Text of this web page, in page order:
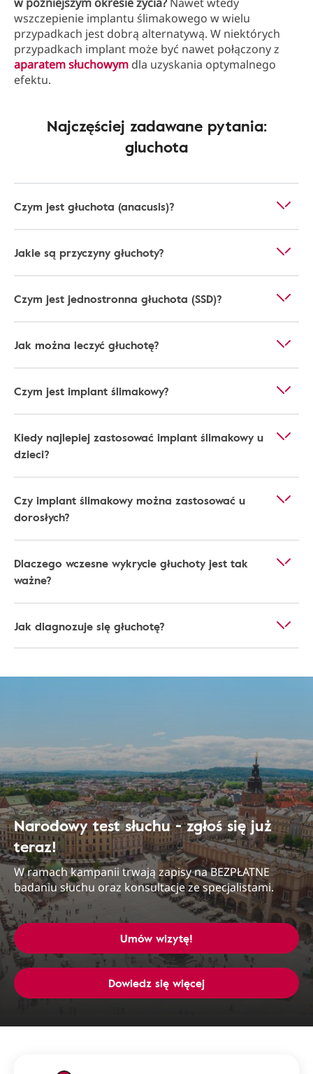
wszczepienie implantu ślimakowego w wielu
przypadkach jest dobrą alternatywą. W niektórych
przypadkach implant może być nawet połączony z
aparatem słuchowym dla uzyskania optymalnego
efektu.
Najczęściej zadawane pytania:
gluchota
Czym jest głuchota (anacusis)?
Jakie są przyczyny głuchoty?
Czym jest jednostronna głuchota (SSD)?
Jak można leczyć głuchotę?
Czym jest implant ślimakowy?
Kiedy najlepiej zastosować implant ślimakowy u
dzieci?
Czy implant ślimakowy można zastosować u
dorosłych?
Dlaczego wczesne wykrycie głuchoty jest tak
ważne?
Jak diagnozuje się głuchotę?
Narodowy test słuchu - zgłoś się już
teraz!
W ramach kampanii trwają zapisy na BEZPŁATNE
badaniu słuchu oraz konsultacje ze specjalistami.
Umów wizytę!
Dowiedz się więcej